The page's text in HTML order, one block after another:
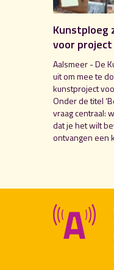
Kunstploeg
voor project
Aalsmeer - De
uit om mee te
kunstproject
Onder de titel
vraag centraal:
dat je het wilt
ontvangen een